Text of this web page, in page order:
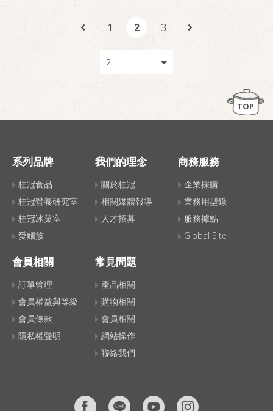
1 2 3
TOP
系列品牌
桂冠食品
桂冠營養研究室
桂冠冰菓室
愛麵族
我們的理念
關於桂冠
相關媒體報導
人才招募
商務服務
企業採購
業務用型錄
服務據點
Global Site
會員相關
訂單管理
會員權益與等級
會員條款
隱私權聲明
常見問題
產品相關
購物相關
會員相關
網站操作
聯絡我們